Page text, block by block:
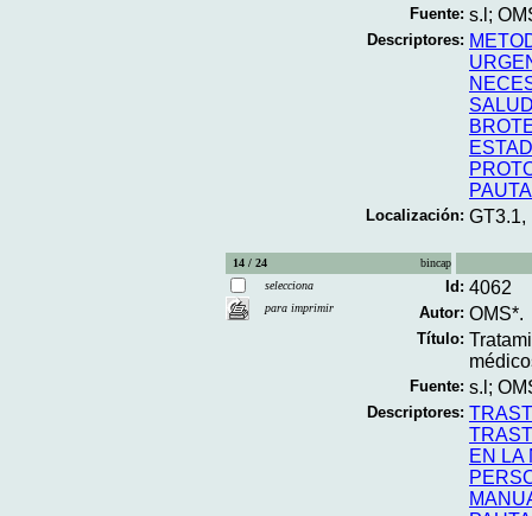
Fuente: s.l;
Descriptores:
Localización: GT3.1,
14 / 24
bincap
selecciona
para imprimir
Id: 4062
Autor: OMS*.
Título:
Fuente: s.l;
Descriptores:
EN LA